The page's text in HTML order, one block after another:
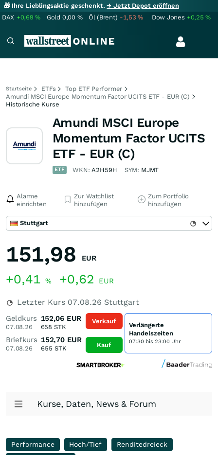
🎁 Ihre Lieblingsaktie geschenkt.→ Jetzt Depot eröffnen
DAX +0,69% Gold 0,00 % Öl (Brent) -1,53% Dow Jones +0,25%
Startseite ETFs
Top ETF Performer
Amundi MSCI Europe Momentum Factor UCITS ETF - EUR (C)
Historische Kurse
Amundi MSCI Europe
Momentum Factor UCITS
ETF - EUR (C)
ETF WKN:A2H59H SYM: MJMT
Alarme
einrichten
Zur Watchlist
hinzufügen
Zum Portfolio
hinzufügen
Stuttgart
151,98 EUR
+0,41 % +0,62 EUR
Letzter Kurs 07.08.26 Stuttgart
Geldkurs
07.08.26
152,06 EUR
658 STK
Briefkurs
07.08.26
152,70 EUR
655 STK
Verkauf
Kauf
Verlängerte
Handelszeiten
07:30 bis 23:00 Uhr
Kurse, Daten, News & Forum
Performance Hoch/Tief
Renditedreieck